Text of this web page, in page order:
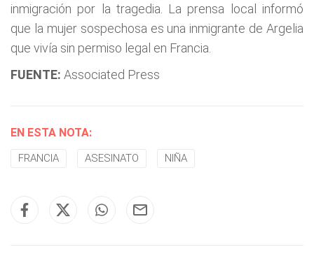
inmigración por la tragedia. La prensa local informó
que la mujer sospechosa es una inmigrante de Argelia
que vivía sin permiso legal en Francia.
FUENTE: Associated Press
EN ESTA NOTA:
FRANCIA ASESINATO NIÑA